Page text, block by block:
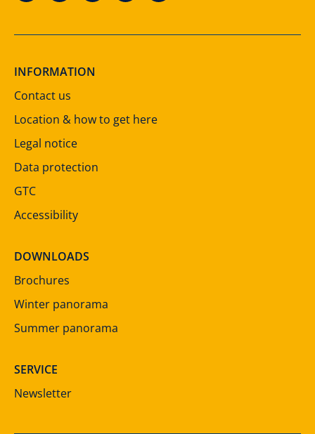
INFORMATION
Contact us
Location & how to get here
Legal notice
Data protection
GTC
Accessibility
DOWNLOADS
Brochures
Winter panorama
Summer panorama
SERVICE
Newsletter